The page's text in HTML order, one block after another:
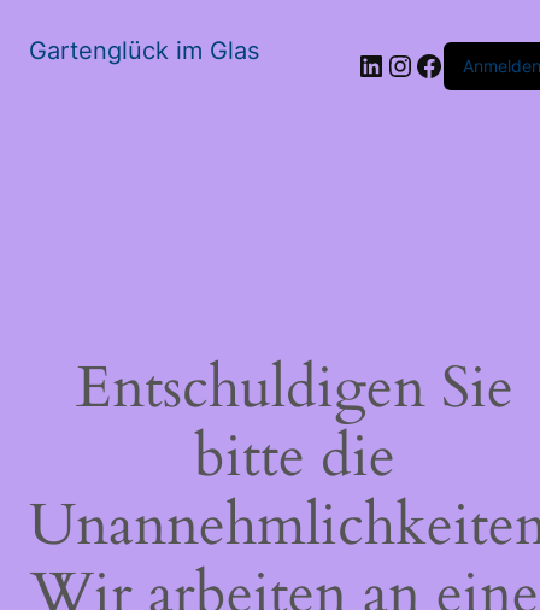
Gartenglück im Glas LinkedIn
Instagram
Anmelden
Entschuldigen Sie
bitte die
Wir arbeiten an